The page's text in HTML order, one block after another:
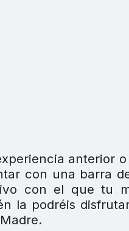
anterior
con una barra
con el que tu
la podréis